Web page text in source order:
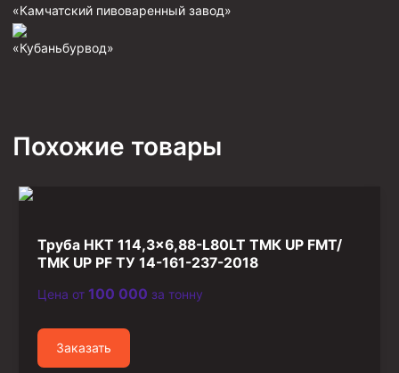
Фрезеры пилотные
Райберы конусные
Ключи
Колокола ловильные
Быстроразъёмные соединения (БРС)
Рукава буровые
Стропы
«Камчатский пивоваренный завод»
«Кубаньбурвод»
Похожие товары
Труба НКТ 114,3×6,88-L80LT ТМК UP FMT/
ТМК UP PF ТУ 14-161-237-2018
Цена от 100 000 за тонну
Заказать